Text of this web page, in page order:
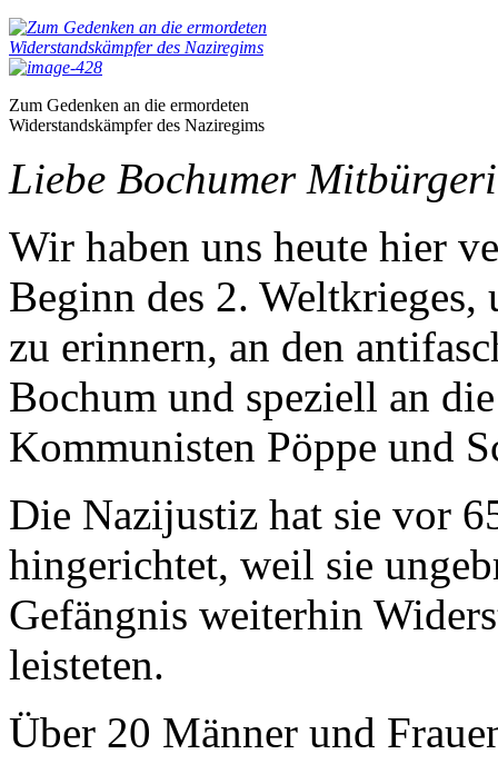
Zum Gedenken an die ermordeten
Widerstandskämpfer des Naziregims
Liebe Bochumer
Wir haben uns heute hier
Beginn des 2.
zu erinnern, an den
Bochum und speziell an
Kommunisten Pöppe und
Die Nazijustiz hat sie vor
hingerichtet, weil sie
Gefängnis weiterhin
leisteten.
Über 20 Männer und